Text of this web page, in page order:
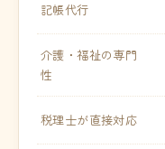
記帳代行
介護・福祉の専門
性
税理士が直接対応